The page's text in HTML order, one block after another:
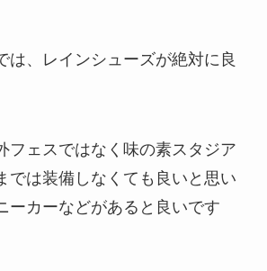
は、レインシューズが絶対に良
フェスではなく味の素スタジア
では装備しなくても良いと思い
ーカーなどがあると良いです